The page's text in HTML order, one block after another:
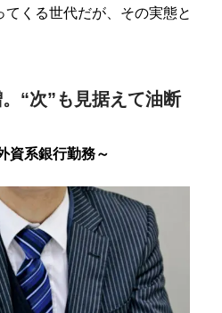
くる世代だが、その実態と
“次”も見据えて油断
資系銀行勤務～